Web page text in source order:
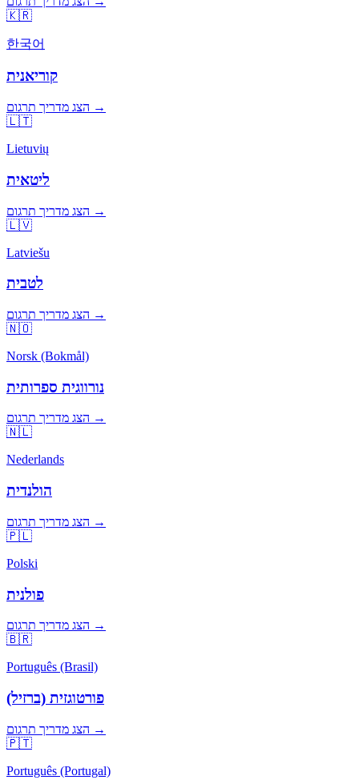
🇰🇷
한국어
קוריאנית
הצג מדריך תרגום →
🇱🇹
Lietuvių
ליטאית
הצג מדריך תרגום →
🇱🇻
Latviešu
לטבית
הצג מדריך תרגום →
🇳🇴
Norsk (Bokmål)
נורווגית ספרותית
הצג מדריך תרגום →
🇳🇱
Nederlands
הולנדית
הצג מדריך תרגום →
🇵🇱
Polski
פולנית
הצג מדריך תרגום →
🇧🇷
Português (Brasil)
פורטוגזית (ברזיל)
הצג מדריך תרגום →
🇵🇹
Português (Portugal)